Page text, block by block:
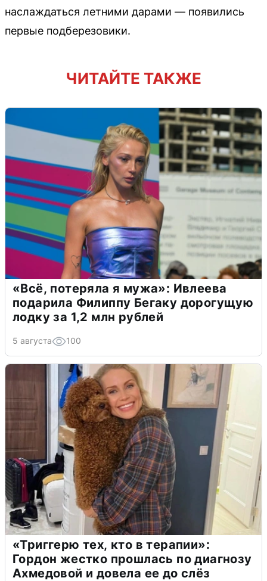
наслаждаться летними дарами — появились
первые подберезовики.
ЧИТАЙТЕ ТАКЖЕ
«Всё, потеряла я мужа»: Ивлеева
подарила Филиппу Бегаку дорогущую
лодку за 1,2 млн рублей
5 августа 100
«Триггерю тех, кто в терапии»:
Гордон жестко прошлась по диагнозу
Ахмедовой и довела ее до слёз